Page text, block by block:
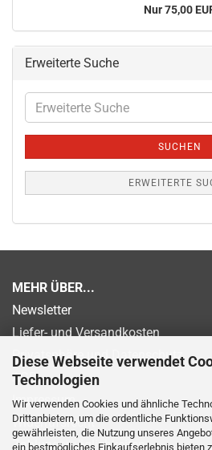
Diese Webseite verwendet
Technologien
Wir verwenden Cookies und ähnliche
Drittanbietern, um die ordentliche
gewährleisten, die Nutzung unseres
ein bestmögliches Einkaufserlebnis bieten
Nur 75,00
Erweiterte Suche
Erweiterte
Suche
SUCHEN
ERWEITERTE
MEHR ÜBER...
Newsletter
Liefer- und Versandkosten
Privatsphäre und Datenschutz
AGB
Impressum
Widerrufsrecht
Zahlungsmöglichkeiten